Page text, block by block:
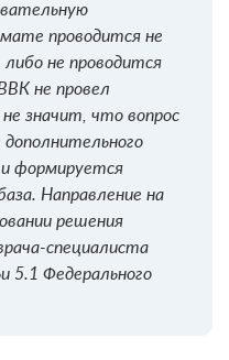
проводится не
не проводится
не провел
значит, что вопрос
и формируется
Направление на
решения
специалиста
5.1 Федерального